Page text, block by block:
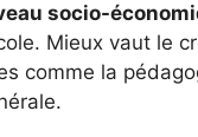
socio-
Mieux vaut le
comme la